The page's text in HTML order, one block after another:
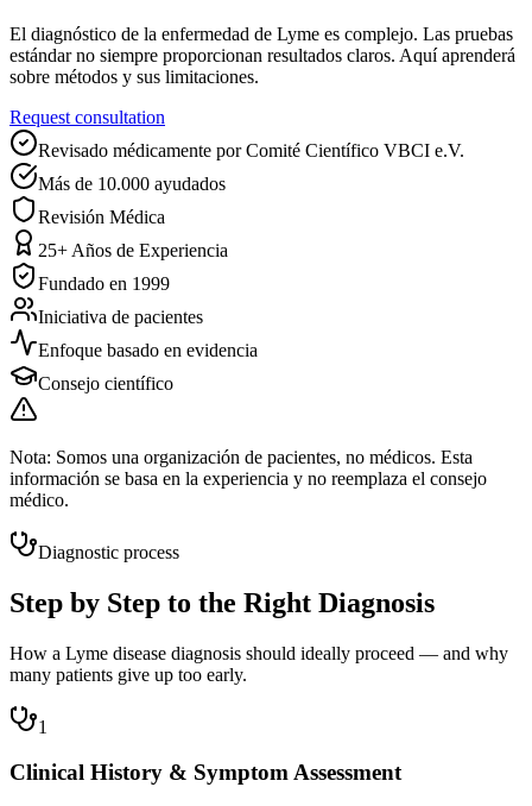
El diagnóstico de la enfermedad de Lyme es complejo. Las pruebas
estándar no siempre proporcionan resultados claros. Aquí aprenderá
sobre métodos y sus limitaciones.
Request consultation
Revisado médicamente por Comité Científico VBCI e.V.
Más de 10.000 ayudados
Revisión Médica
25+ Años de Experiencia
Fundado en 1999
Iniciativa de pacientes
Enfoque basado en evidencia
Consejo científico
Nota: Somos una organización de pacientes, no médicos. Esta
información se basa en la experiencia y no reemplaza el consejo
médico.
Diagnostic process
Step by Step to the Right Diagnosis
How a Lyme disease diagnosis should ideally proceed — and why
many patients give up too early.
1
Clinical History & Symptom Assessment